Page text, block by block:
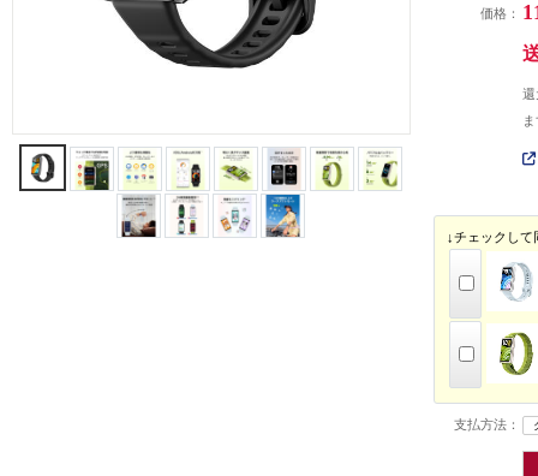
価格：
還
↓チェックして
支払方法：